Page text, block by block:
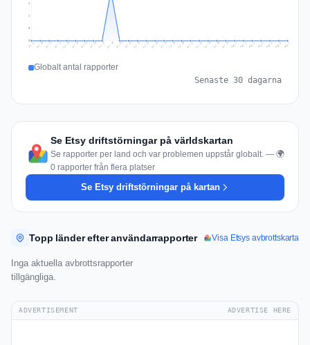
1
1
Jul 9 Jul 10 Jul 11 Jul 12 Jul 13 Jul 14 Jul 15 Jul 16 Jul 17 Jul 18 Jul 19 Jul 20 Jul 21 Jul 22 Jul 23 Jul 24 Jul 25 Jul 26 Jul 27 Jul 28 Jul 29 Jul 30 Jul 31 Aug 1 Aug 2 Aug 3 Aug 4 Aug 5 Aug 6 Aug 7
Globalt antal rapporter
Senaste 30 dagarna
Se Etsy driftstörningar på världskartan
Se rapporter per land och var problemen uppstår globalt. — 🌍
0 rapporter från flera platser
Se Etsy driftstörningar på kartan
Topp länder efter användarrapporter Visa Etsys avbrottskarta
Inga aktuella avbrottsrapporter
tillgängliga.
ADVERTISEMENT ADVERTISE HERE